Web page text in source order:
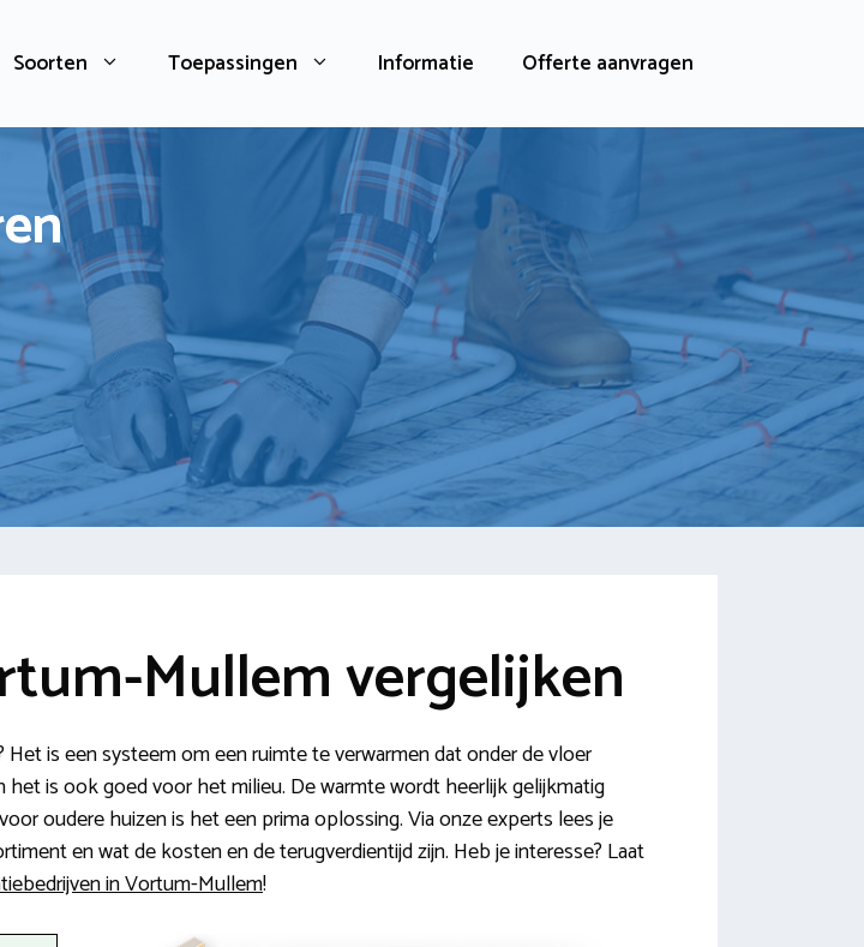
Soorten Toepassingen Informatie Offerte aanvragen
Mullem vergelijken
is een systeem om een ruimte te verwarmen dat onder de vloer
is ook goed voor het milieu. De warmte wordt heerlijk gelijkmatig
oudere huizen is het een prima oplossing. Via onze experts lees je
en wat de kosten en de terugverdientijd zijn. Heb je interesse? Laat
in Vortum-Mullem!